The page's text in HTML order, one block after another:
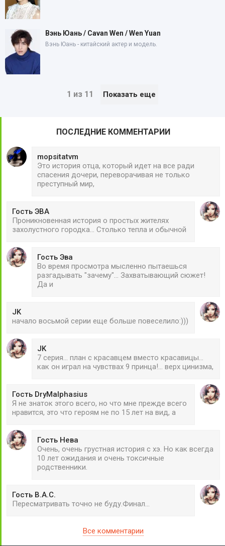
Вэнь Юань / Cavan Wen / Wen Yuan
Вэнь Юань - китайский актер и модель.
1 из 11 Показать еще
ПОСЛЕДНИЕ КОММЕНТАРИИ
mopsitatvm
Это история отца, который идет на все ради
спасения дочери, переворачивая не только
преступный мир,
Гость ЭВА
Проникновенная история о простых жителях
захолустного городка... Столько тепла и обычной
Гость Эва
Во время просмотра мысленно пытаешься
разгадывать "зачему"... Захватывающий сюжет!
Да и
JK
начало восьмой серии еще больше повеселило:)))
JK
7 серия... план с красавцем вместо красавицы...
как он играл на чувствах 9 принца!... верх цинизма,
Гость DryMalphasius
Я не знаток этого всего, но что мне прежде всего
нравится, это что героям не по 15 лет на вид, а
Гость Нева
Очень, очень грустная история с хэ. Но как всегда
10 лет ожидания и очень токсичные
родственники.
Гость В.А.С.
Пересматривать точно не буду.Финал...
Все комментарии